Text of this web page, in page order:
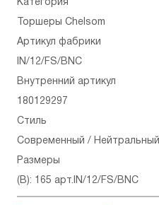
Категория
Торшеры Chelsom
Артикул фабрики
IN/12/FS/BNC
Внутренний артикул
180129297
Стиль
Современный / Нейтральный
Размеры
(В): 165 арт.IN/12/FS/BNC